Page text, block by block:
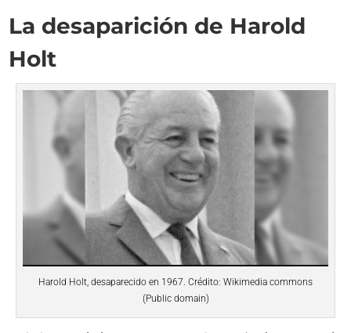
La desaparición de Harold
Holt
Harold Holt, desaparecido en 1967. Crédito: Wikimedia commons
(Public domain)